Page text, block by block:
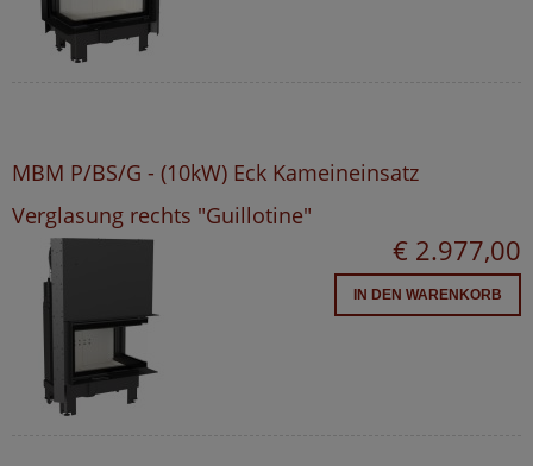
MBM P/BS/G - (10kW) Eck Kameineinsatz
Verglasung rechts "Guillotine"
€ 2.977,00
IN DEN WARENKORB